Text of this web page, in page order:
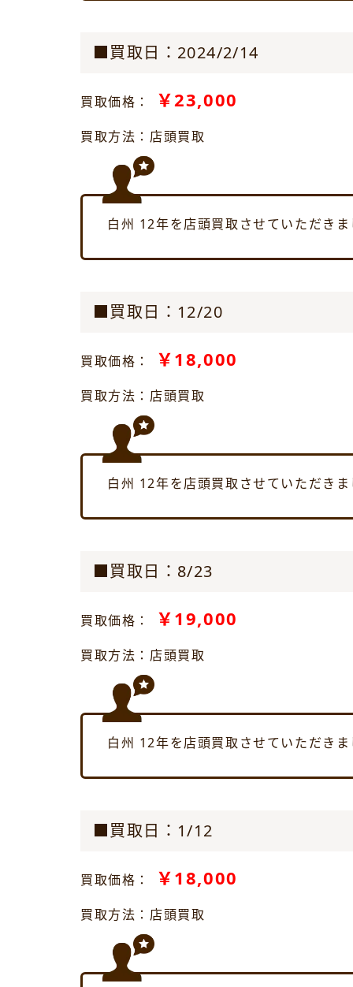
■買取日：2024/2/14
買取価格： ￥23,000
買取方法：店頭買取
白州 12年を店頭買取させていただき
■買取日：12/20
買取価格： ￥18,000
買取方法：店頭買取
白州 12年を店頭買取させていただき
■買取日：8/23
買取価格： ￥19,000
買取方法：店頭買取
白州 12年を店頭買取させていただき
■買取日：1/12
買取価格： ￥18,000
買取方法：店頭買取